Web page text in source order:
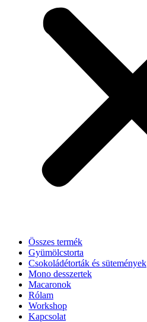
Összes termék
Gyümölcstorta
Csokoládétorták és sütemények
Mono desszertek
Macaronok
Rólam
Workshop
Kapcsolat